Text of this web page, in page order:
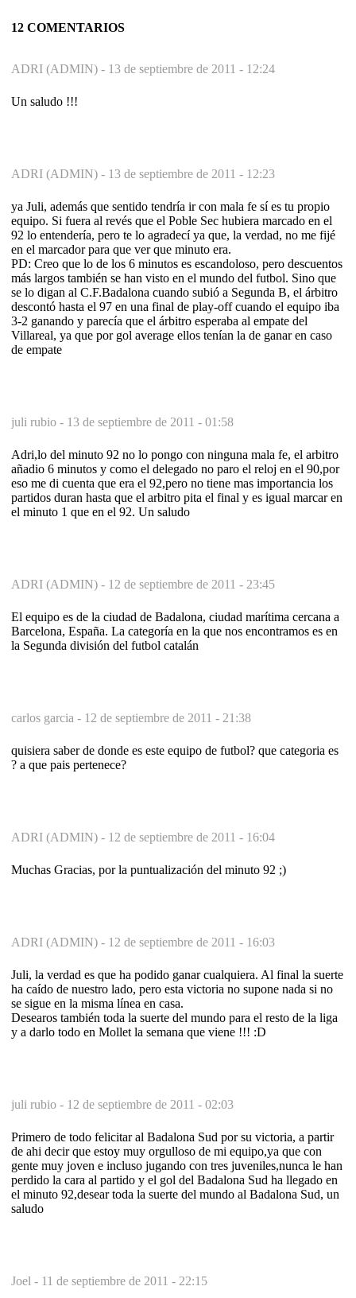
12 COMENTARIOS
ADRI (ADMIN) - 13 de septiembre de 2011 - 12:24
Un saludo !!!
ADRI (ADMIN) - 13 de septiembre de 2011 - 12:23
ya Juli, además que sentido tendría ir con mala fe sí es tu propio
equipo. Si fuera al revés que el Poble Sec hubiera marcado en el
92 lo entendería, pero te lo agradecí ya que, la verdad, no me fijé
en el marcador para que ver que minuto era.
PD: Creo que lo de los 6 minutos es escandoloso, pero descuentos
más largos también se han visto en el mundo del futbol. Sino que
se lo digan al C.F.Badalona cuando subió a Segunda B, el árbitro
descontó hasta el 97 en una final de play-off cuando el equipo iba
3-2 ganando y parecía que el árbitro esperaba al empate del
Villareal, ya que por gol average ellos tenían la de ganar en caso
de empate
juli rubio - 13 de septiembre de 2011 - 01:58
Adri,lo del minuto 92 no lo pongo con ninguna mala fe, el arbitro
añadio 6 minutos y como el delegado no paro el reloj en el 90,por
eso me di cuenta que era el 92,pero no tiene mas importancia los
partidos duran hasta que el arbitro pita el final y es igual marcar en
el minuto 1 que en el 92. Un saludo
ADRI (ADMIN) - 12 de septiembre de 2011 - 23:45
El equipo es de la ciudad de Badalona, ciudad marítima cercana a
Barcelona, España. La categoría en la que nos encontramos es en
la Segunda división del futbol catalán
carlos garcia - 12 de septiembre de 2011 - 21:38
quisiera saber de donde es este equipo de futbol? que categoria es
? a que pais pertenece?
ADRI (ADMIN) - 12 de septiembre de 2011 - 16:04
Muchas Gracias, por la puntualización del minuto 92 ;)
ADRI (ADMIN) - 12 de septiembre de 2011 - 16:03
Juli, la verdad es que ha podido ganar cualquiera. Al final la suerte
ha caído de nuestro lado, pero esta victoria no supone nada si no
se sigue en la misma línea en casa.
Desearos también toda la suerte del mundo para el resto de la liga
y a darlo todo en Mollet la semana que viene !!! :D
juli rubio - 12 de septiembre de 2011 - 02:03
Primero de todo felicitar al Badalona Sud por su victoria, a partir
de ahi decir que estoy muy orgulloso de mi equipo,ya que con
gente muy joven e incluso jugando con tres juveniles,nunca le han
perdido la cara al partido y el gol del Badalona Sud ha llegado en
el minuto 92,desear toda la suerte del mundo al Badalona Sud, un
saludo
Joel - 11 de septiembre de 2011 - 22:15